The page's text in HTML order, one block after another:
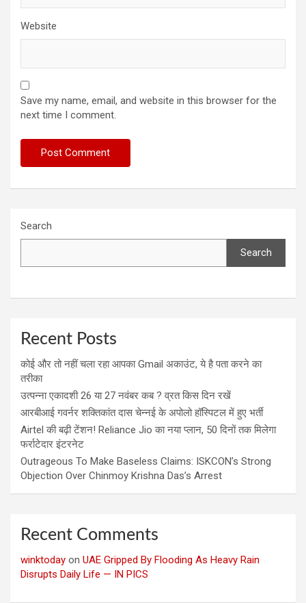
Website
Save my name, email, and website in this browser for the
next time I comment.
Search
Search
Recent Posts
कोई और तो नहीं चला रहा आपका Gmail अकाउंट, ये है पता करने का
तरीका
उत्पन्ना एकादशी 26 या 27 नवंबर कब ? व्रत किस दिन रखें
आरबीआई गवर्नर शक्तिकांत दास चेन्नई के अपोलो हॉस्पिटल में हुए भर्ती
Airtel की बढ़ी टेंशन! Reliance Jio का नया प्लान, 50 दिनों तक मिलेगा
फर्राटेदार इंटरनेट
Outrageous To Make Baseless Claims: ISKCON’s Strong
Objection Over Chinmoy Krishna Das’s Arrest
Recent Comments
winktoday on UAE Gripped By Flooding As Heavy Rain
Disrupts Daily Life — IN PICS